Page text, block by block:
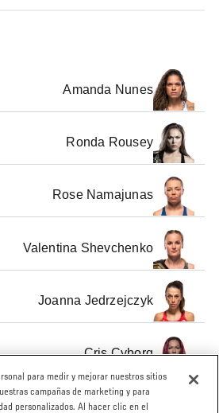
Amanda Nunes
Ronda Rousey
Rose Namajunas
Valentina Shevchenko
Joanna Jedrzejczyk
Cris Cyborg
SHOW ALL
para medir y mejorar nuestros sitios
campañas de marketing y para
personalizados. Al hacer clic en el